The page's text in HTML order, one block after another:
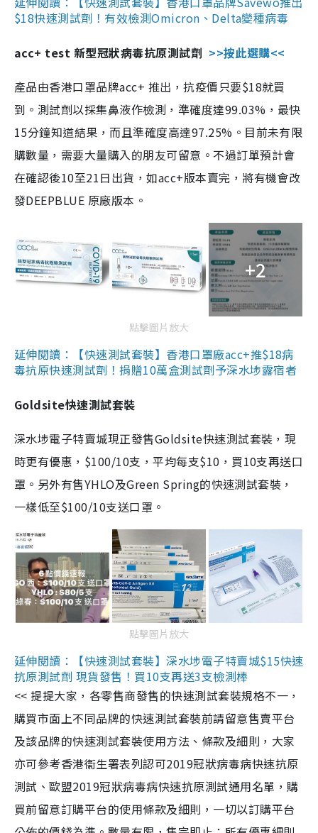
$18快速測試劑！有效檢測Omicron、Delta變種病毒
acc+ test 新型冠狀病毒抗原測試劑 >>按此選購<<
產品由香港口罩品牌acc+ 推出，抗疫價只要$18就買
到。測試劑以採集鼻液作檢測，準確度達99.03%，最快
15分鐘知道結果，而且準確度高達97.25%。目前未有限
購數量，需要大量購入的朋友可留意。不過訂單預計會
在確認後10至21日出貨，如acc+版本賣完，將有機會改
發DEEPBLUE 原廠版本。
+2
點擊圖片放大
延伸閱讀：【快速測試套裝】香港口罩廠acc+推$18病
毒抗原快速測試劑！捐贈10萬盒測試劑予深水埗露宿者
Goldsite快速測試套裝
深水埗電子特賣城現正發售Goldsite快速測試套裝，現
時更有優惠，$100/10支，平均每支$10，買10支再送口
罩。另外有售YHLO及Green Spring的快速測試套裝，
一樣低至$100/10支送口罩。
點擊圖片放大
延伸閱讀：【快速測試套裝】深水埗電子特賣城$15快速
抗原測試劑 現貨發售！買10支再送3支檢測棒
<< 提提大家，各零售商發售的快速測試套裝規格不一，
購買市面上不同品牌的快速測試套裝前請留意售賣平台
及該品牌的快速測試套裝使用方法、條款及細則，大家
亦可參考香港衞生署表列認可2019冠狀病毒病快速抗原
測試、歐盟2019冠狀病毒病快速抗原測試通用名單，購
買前留意訂購平台的使用條款及細則，一切以訂購平台